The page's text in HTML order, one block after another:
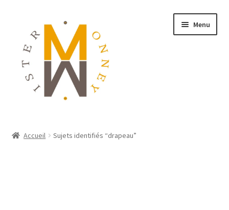
Menu
Accueil Sujets identifiés “drapeau”